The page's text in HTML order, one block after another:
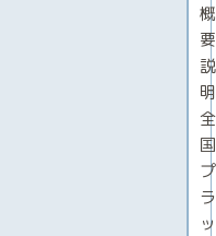
概
要
説
全
国
プ
ラ
ッ